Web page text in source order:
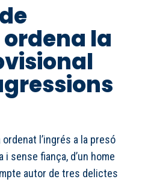
la
l’ingrés a la presó
sense fiança, d’un home
autor de tres delictes